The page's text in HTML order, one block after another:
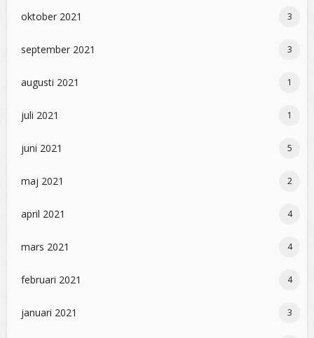
oktober 2021 3
september 2021 3
augusti 2021 1
juli 2021 1
juni 2021 5
maj 2021 2
april 2021 4
mars 2021 4
februari 2021 4
januari 2021 3